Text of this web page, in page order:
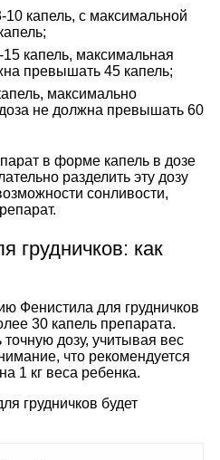
капель, с максимальной
15 капель, максимальная
превышать 45 капель;
максимально
не должна превышать 60
в форме капель в дозе
разделить эту дозу
сонливости,
грудничков: как
Фенистила для грудничков
30 капель препарата.
дозу, учитывая вес
что рекомендуется
1 кг веса ребенка.
грудничков будет